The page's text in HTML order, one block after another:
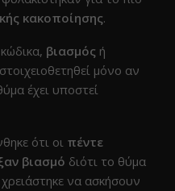
κακοποίησης.
βιασμός ή
μόνο αν
έχει υποστεί
ότι οι πέντε
βιασμό διότι το θύμα
χρειάστηκε να ασκήσουν